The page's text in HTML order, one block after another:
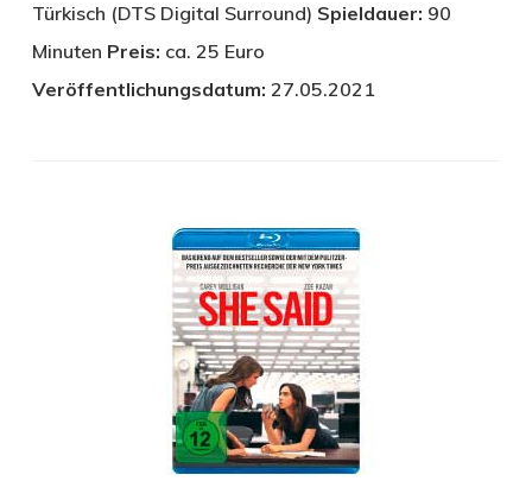
Türkisch (DTS Digital Surround) Spieldauer: 90
Minuten Preis: ca. 25 Euro
Veröffentlichungsdatum: 27.05.2021